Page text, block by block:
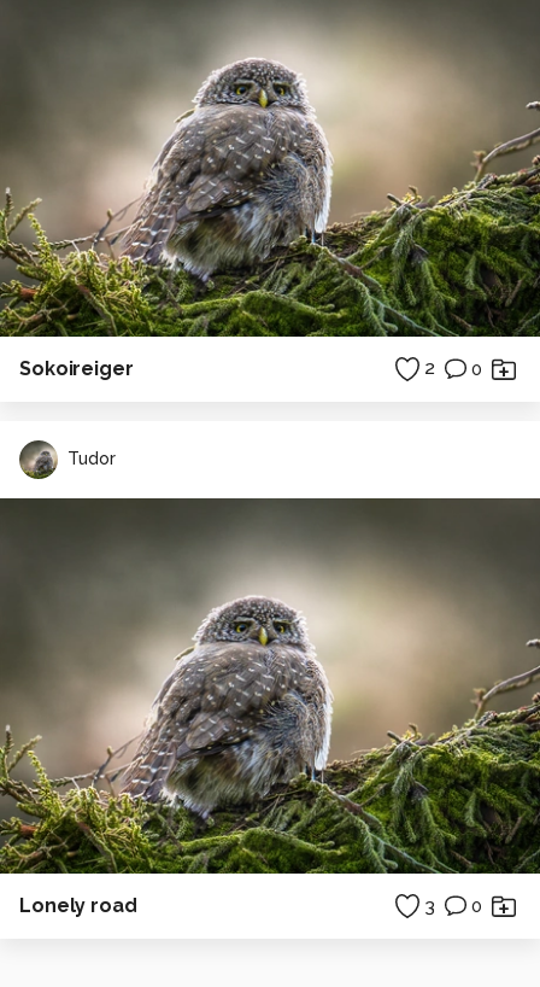
Sokoireiger 2 0
Tudor
Lonely road 3 0